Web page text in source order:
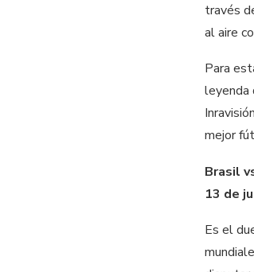
través
al aire
Para
leyenda
mejor
Brasil
13 de
Es el